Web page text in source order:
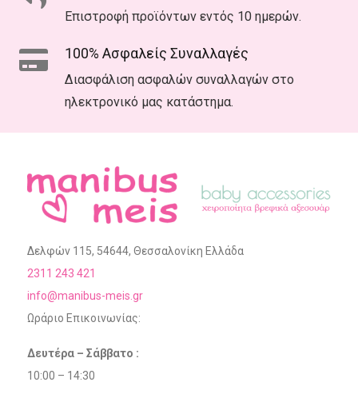
Επιστροφή προϊόντων εντός 10 ημερών.
100% Ασφαλείς Συναλλαγές
Διασφάλιση ασφαλών συναλλαγών στο
ηλεκτρονικό μας κατάστημα.
Δελφών 115, 54644, Θεσσαλονίκη Ελλάδα
2311 243 421
info@manibus-meis.gr
Ωράριο Επικοινωνίας:
Δευτέρα – Σάββατο :
10:00 – 14:30